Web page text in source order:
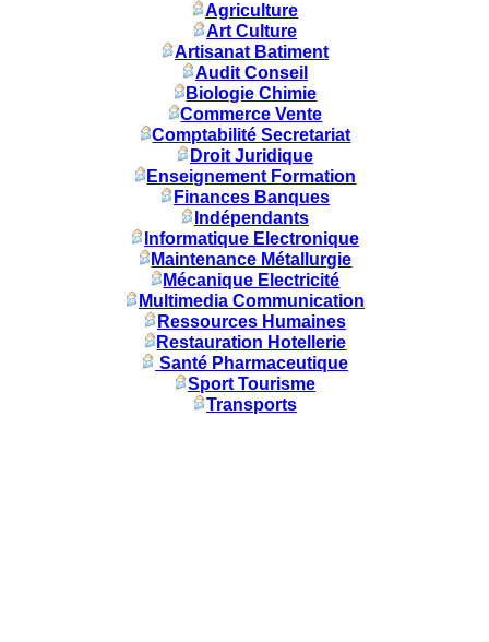
Agriculture
Art Culture
Artisanat Batiment
Audit Conseil
Biologie Chimie
Commerce Vente
Comptabilité Secretariat
Droit Juridique
Enseignement Formation
Finances Banques
Indépendants
Informatique Electronique
Maintenance Métallurgie
Mécanique Electricité
Multimedia Communication
Ressources Humaines
Restauration Hotellerie
Santé Pharmaceutique
Sport Tourisme
Transports